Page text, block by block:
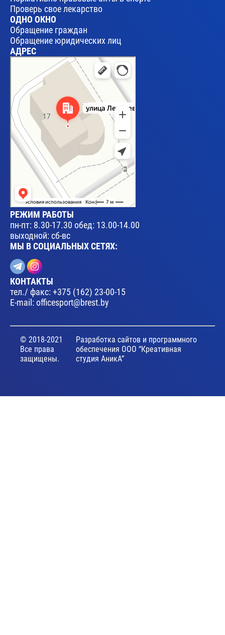
Проверь свое лекарство
ОДНО ОКНО
Обращение граждан
Обращение юридических лиц
АДРЕС
Брест
Улица Леваневского, 17 — Яндекс Карты
РЕЖИМ РАБОТЫ
пн-пт: 8.30-17.30 обед: 13.00-14.00
выходной: сб-вс
МЫ В СОЦИАЛЬНЫХ СЕТЯХ:
КОНТАКТЫ
тел./ факс:+375 (162) 23-00-15
E-mail: officesport@brest.by
© 2018-2021
Все права
защищены.
Разработка сайтов и программного
обеспечения ООО “Креативная
студия АникА”